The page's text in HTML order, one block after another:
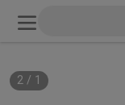
1
/
2